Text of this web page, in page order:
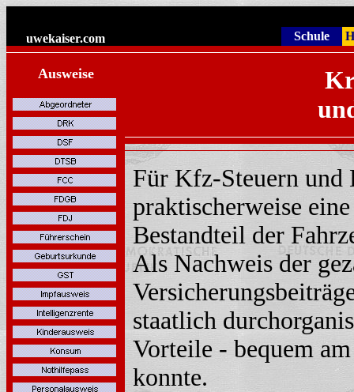
uwekaiser.com Schule
Ausweise
Für Kfz-Steuern und
praktischerweise
Bestandteil der
Als Nachweis der
staatlich
Vorteile - bequem
konnte.